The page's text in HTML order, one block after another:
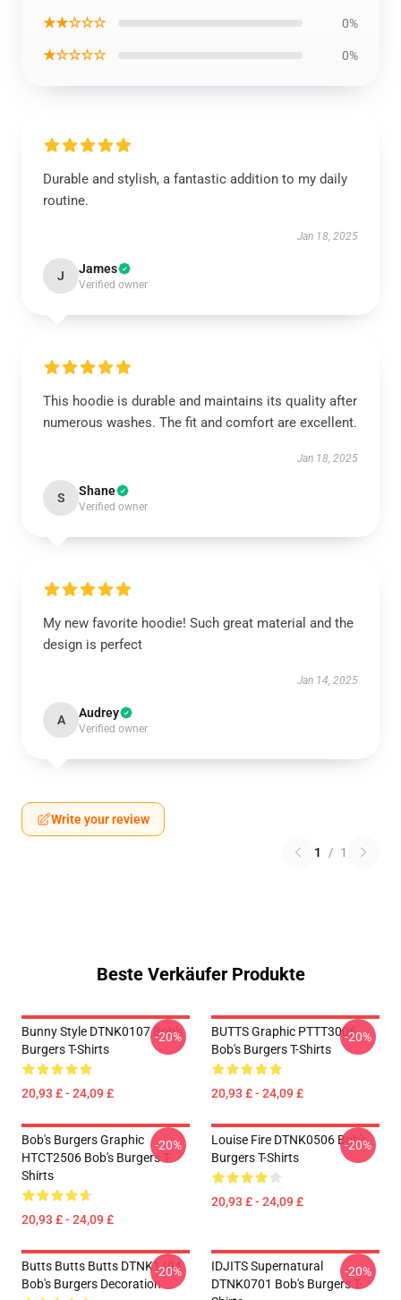
★★☆☆☆ 0%
★☆☆☆☆ 0%
Durable and stylish, a fantastic addition to my daily
routine.
Jan 18, 2025
J James
Verified owner
This hoodie is durable and maintains its quality after
numerous washes. The fit and comfort are excellent.
Jan 18, 2025
S Shane
Verified owner
My new favorite hoodie! Such great material and the
design is perfect
Jan 14, 2025
A Audrey
Verified owner
Write your review
1 / 1
Beste Verkäufer Produkte
Bunny Style DTNK0107 Bob's
Burgers T-Shirts
20,93 £ - 24,09 £
-20%
BUTTS Graphic PTTT3006
Bob's Burgers T-Shirts
20,93 £ - 24,09 £
-20%
Bob's Burgers Graphic
HTCT2506 Bob's Burgers T-
Shirts
20,93 £ - 24,09 £
-20%
Louise Fire DTNK0506 Bob's
Burgers T-Shirts
20,93 £ - 24,09 £
-20%
Butts Butts Butts DTNK1404
Bob's Burgers Decoration
-20%
IDJITS Supernatural
DTNK0701 Bob's Burgers T-
-20%